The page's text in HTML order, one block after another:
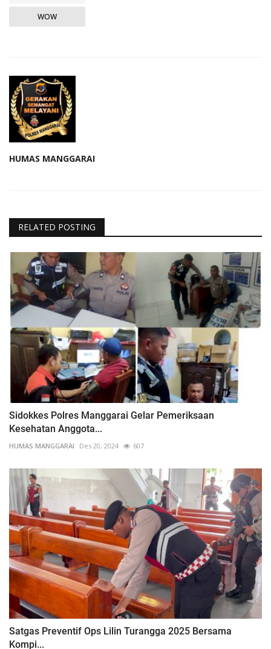
WOW
HUMAS MANGGARAI
RELATED POSTING
Sidokkes Polres Manggarai Gelar Pemeriksaan
Kesehatan Anggota...
HUMAS MANGGARAI Des 20, 2024 607
Satgas Preventif Ops Lilin Turangga 2025 Bersama
Kompi...